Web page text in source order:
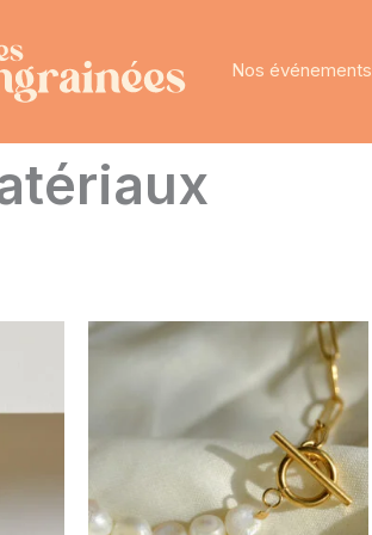
Nos événements